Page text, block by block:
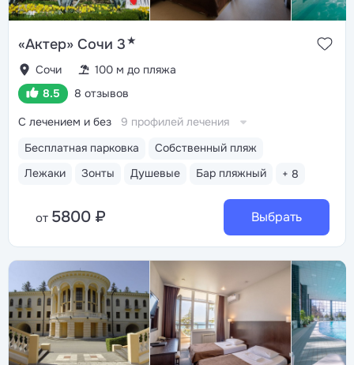
«Актер» Сочи 3★
Сочи
100 м до пляжа
8.5
8 отзывов
Бесплатная парковка
Собственный пляж
Лежаки
Зонты Душевые Бар пляжный + 8
С лечением и без 9 профилей лечения
от 5800 ₽ Выбрать